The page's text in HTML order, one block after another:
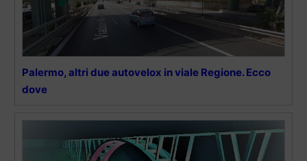
Palermo, altri due autovelox in viale Regione. Ecco
dove